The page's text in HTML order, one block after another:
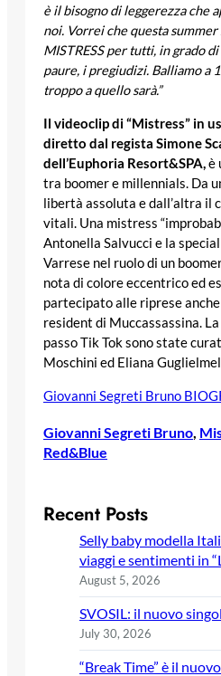
è il bisogno di leggerezza che
noi. Vorrei che questa summer
MISTRESS per tutti, in grado
paure, i pregiudizi. Balliamo a
troppo a quello sarà.”
Il videoclip di “Mistress” in
diretto dal regista Simone
dell’Euphoria Resort&SPA,è
tra boomer e millennials. Da
libertà assoluta e dall’altra il
vitali. Una mistress
Antonella Salvucci e la
Varrese nel ruolo di un
nota di colore eccentrico ed
partecipato alle riprese
resident di Muccassassina.
passo Tik Tok sono state
Moschini ed Eliana
Giovanni Segreti Bruno
Giovanni Segreti Bruno,
Red&Blue
Recent Posts
Selly baby modella
viaggi e sentimenti in
August 5, 2026
SVOSIL: il nuovo
July 30, 2026
“Break Time” è il